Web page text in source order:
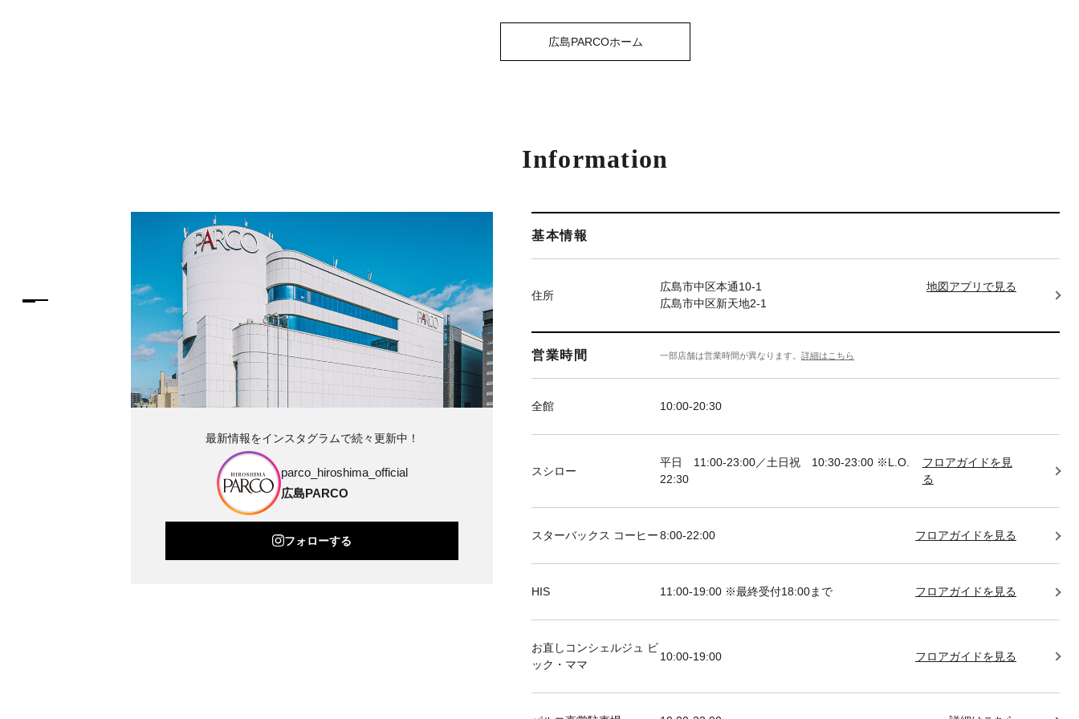
広島PARCOホーム
Information
基本情報
住所
広島市中区本通10-1
広島市中区新天地2-1
地図アプリで見る
営業時間 一部店舗は営業時間が異なります。詳細はこちら
全館 10:00-20:30
スシロー
平日 11:00-23:00／土日祝 10:30-23:00 ※L.O.
22:30
フロアガイドを見
る
スターバックス コーヒー 8:00-22:00 フロアガイドを見る
HIS 11:00-19:00 ※最終受付18:00まで フロアガイドを見る
お直しコンシェルジュ ビ
ック・ママ
10:00-19:00 フロアガイドを見る
最新情報をインスタグラムで続々更新中！
parco_hiroshima_official
広島PARCO
フォローする